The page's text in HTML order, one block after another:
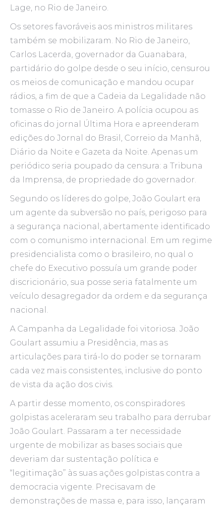
Lage, no Rio de Janeiro.
Os setores favoráveis aos ministros militares
também se mobilizaram. No Rio de Janeiro,
Carlos Lacerda, governador da Guanabara,
partidário do golpe desde o seu início, censurou
os meios de comunicação e mandou ocupar
rádios, a fim de que a Cadeia da Legalidade não
tomasse o Rio de Janeiro. A polícia ocupou as
oficinas do jornal Última Hora e apreenderam
edições do Jornal do Brasil, Correio da Manhã,
Diário da Noite e Gazeta da Noite. Apenas um
periódico seria poupado da censura: a Tribuna
da Imprensa, de propriedade do governador.
Segundo os líderes do golpe, João Goulart era
um agente da subversão no país, perigoso para
a segurança nacional, abertamente identificado
com o comunismo internacional. Em um regime
presidencialista como o brasileiro, no qual o
chefe do Executivo possuía um grande poder
discricionário, sua posse seria fatalmente um
veículo desagregador da ordem e da segurança
nacional.
A Campanha da Legalidade foi vitoriosa. João
Goulart assumiu a Presidência, mas as
articulações para tirá-lo do poder se tornaram
cada vez mais consistentes, inclusive do ponto
de vista da ação dos civis.
A partir desse momento, os conspiradores
golpistas aceleraram seu trabalho para derrubar
João Goulart. Passaram a ter necessidade
urgente de mobilizar as bases sociais que
deveriam dar sustentação política e
“legitimação” às suas ações golpistas contra a
democracia vigente. Precisavam de
demonstrações de massa e, para isso, lançaram